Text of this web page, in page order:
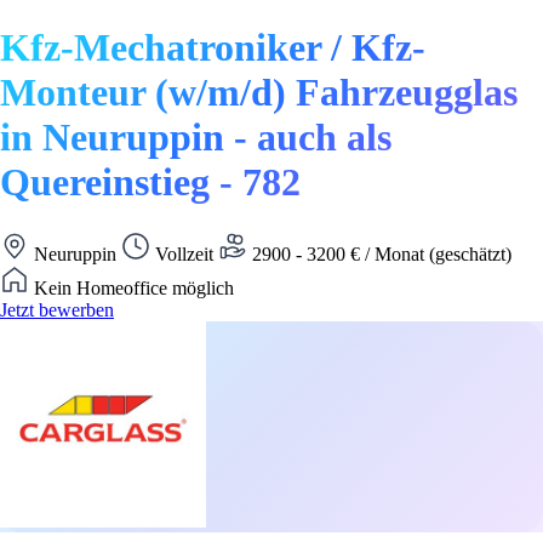
Kfz-Mechatroniker / Kfz-
Monteur (w/m/d) Fahrzeugglas
in Neuruppin - auch als
Quereinstieg - 782
Neuruppin Vollzeit
2900 - 3200 € / Monat (geschätzt)
Kein Homeoffice möglich
Jetzt bewerben